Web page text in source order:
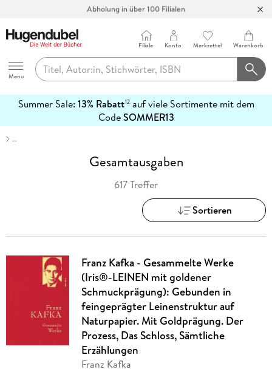
Abholung in über 100 Filialen
Hugendubel
Menu
Filiale Konto Merkzettel Warenkorb
Summer Sale: 13% Rabatt12auf viele Sortimente mit dem
CodeSOMMER13
erfahren
…
Gesamtausgaben
617 Treffer
Sortieren
Franz Kafka - Gesammelte Werke
(Iris®-LEINEN mit goldener
Schmuckprägung): Gebunden in
feingeprägter Leinenstruktur auf
Naturpapier. Mit Goldprägung. Der
Prozess, Das Schloss, Sämtliche
Erzählungen
Franz Kafka